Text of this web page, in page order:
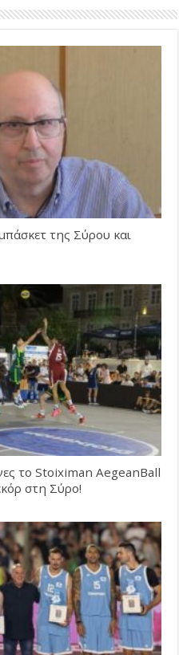
της Σύρου και
το Stoiximan AegeanBall
στη Σύρο!